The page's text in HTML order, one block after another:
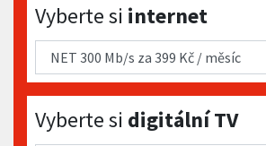
Vyberte si internet
Vyberte si internet
Vyberte si digitální TV
Vyberte si digitální TV